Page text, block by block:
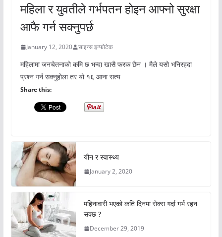
महिला र युवतीले गर्भपतन होइन आफ्नो सुरक्षा
आफै गर्न सक्नुपर्छ
January 12, 2020 साइन्स इन्फोटेक
महिलामा जनचेतनाको कमि छ भन्दा खासै फरक छैन । मैले यसो भनिरहदा
प्रश्न गर्न सक्नुहोला तर यो १६ आना सत्य
Share this:
यौन र स्वास्थ्य
January 2, 2020
महिनावारी भएको कति दिनमा सेक्स गर्दा गर्भ रहन
सक्छ ?
December 29, 2019